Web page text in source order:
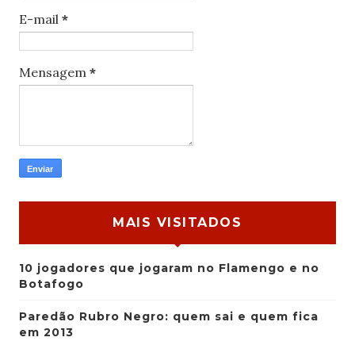
E-mail *
Mensagem *
MAIS VISITADOS
10 jogadores que jogaram no Flamengo e no
Botafogo
Paredão Rubro Negro: quem sai e quem fica
em 2013